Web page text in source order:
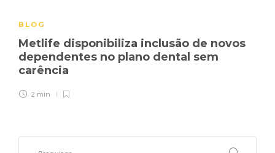
BLOG
Metlife disponibiliza inclusão de novos
dependentes no plano dental sem
carência
2 min